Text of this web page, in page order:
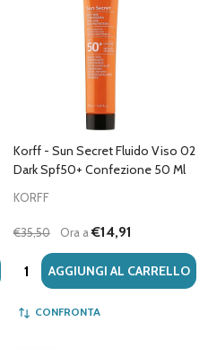
Korff - Sun Secret Fluido Viso 02
Dark Spf50+ Confezione 50 Ml
KORFF
€35,50 Ora a€14,91
Quantità:AGGIUNGI AL CARRELLO
CONFRONTA